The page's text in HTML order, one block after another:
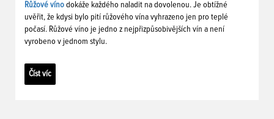
Růžové víno dokáže každého naladit na dovolenou. Je obtížné
uvěřit, že kdysi bylo pití růžového vína vyhrazeno jen pro teplé
počasí. Růžové víno je jedno z nejpřizpůsobivějších vín a není
vyrobeno v jednom stylu.
Číst víc